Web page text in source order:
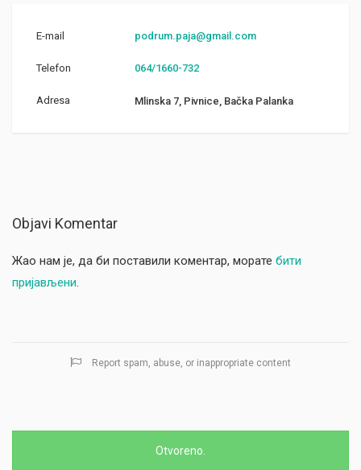
E-mail podrum.paja@gmail.com
Telefon 064/1660-732
Adresa Mlinska 7, Pivnice, Bačka Palanka
Objavi Komentar
Жао нам је, да би поставили коментар, морате бити
пријављени
Report spam, abuse, or inappropriate content
Otvoreno.